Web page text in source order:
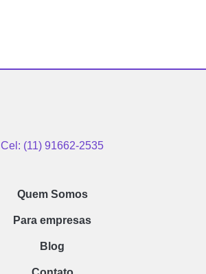
Cel: (11) 91662-2535
Quem Somos
Para empresas
Blog